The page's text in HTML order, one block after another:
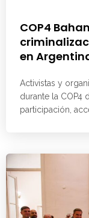
COP4
en
Activistas y
durante la COP4
participación,